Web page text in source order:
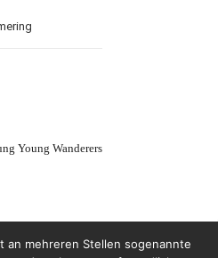
Young Wanderers
an mehreren Stellen sogenannte